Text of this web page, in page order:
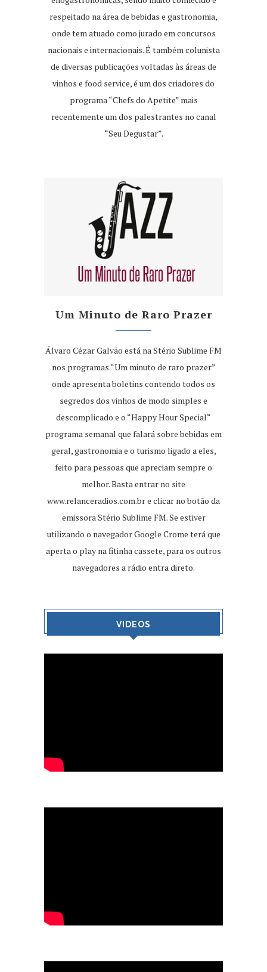
respeitado na área de bebidas e gastronomia,
onde tem atuado como jurado em concursos
nacionais e internacionais. É também colunista
de diversas publicações voltadas às áreas de
vinhos e food service, é um dos criadores do
programa “Chefs do Apetite” mais
recentemente um dos palestrantes no canal
“Seu Degustar”.
Um Minuto de Raro Prazer
Álvaro Cézar Galvão está na Stério Sublime FM
nos programas “Um minuto de raro prazer”
onde apresenta boletins contendo todos os
segredos dos vinhos de modo simples e
descomplicado e o “Happy Hour Special“
programa semanal que falará sobre bebidas em
geral, gastronomia e o turismo ligado a eles,
feito para pessoas que apreciam sempre o
melhor. Basta entrar no site
www.relanceradios.com.bre clicar no botão da
emissora Stério Sublime FM. Se estiver
utilizando o navegador Google Crome terá que
aperta o play na fitinha cassete, para os outros
navegadores a rádio entra direto.
VIDEOS